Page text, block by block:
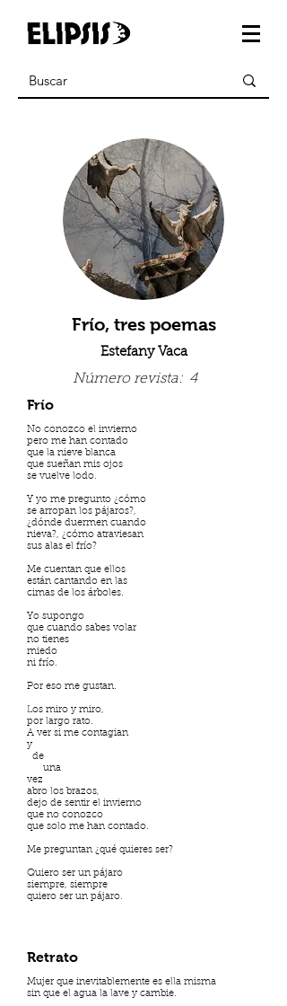
Frío, tres poemas
Estefany Vaca
Número revista: 4
Frío
No conozco el invierno
pero me han contado
que la nieve blanca
que sueñan mis ojos
se vuelve lodo.
Y yo me pregunto ¿cómo
se arropan los pájaros?,
¿dónde duermen cuando
nieva?, ¿cómo atraviesan
sus alas el frío?
Me cuentan que ellos
están cantando en las
cimas de los árboles.
Yo supongo
que cuando sabes volar
no tienes
miedo
ni frío.
Por eso me gustan.
Los miro y miro,
por largo rato.
A ver si me contagian
y
de
una
vez
abro los brazos,
dejo de sentir el invierno
que no conozco
que solo me han contado.
Me preguntan ¿qué quieres ser?
Quiero ser un pájaro
siempre, siempre
quiero ser un pájaro.
Retrato
Mujer que inevitablemente es ella misma
sin que el agua la lave y cambie.